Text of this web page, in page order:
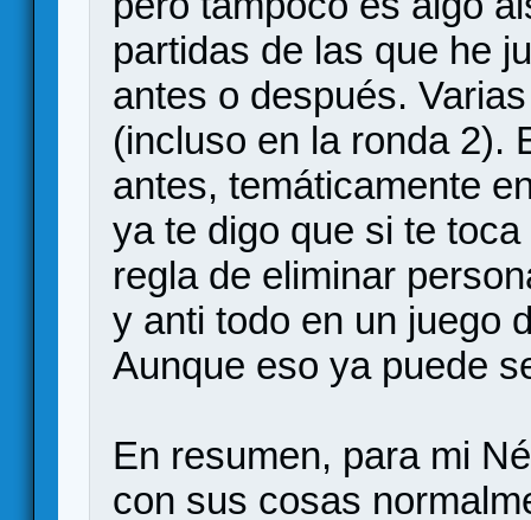
partidas de las que he
antes o después.
(incluso en la ronda 2).
antes, temáticamente
ya te digo que si te
regla de eliminar
y anti todo en un juego
Aunque eso ya puede
En resumen, para mi
con sus cosas